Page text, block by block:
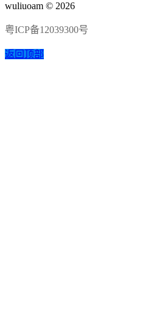
wuliuoam © 2026
粤ICP备12039300号
返回顶部